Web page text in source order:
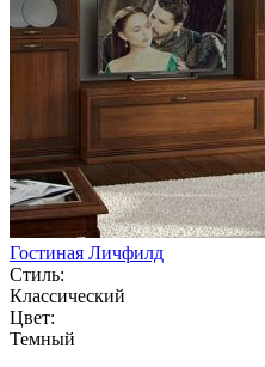
Гостиная Личфилд
Стиль:
Классический
Цвет:
Темный